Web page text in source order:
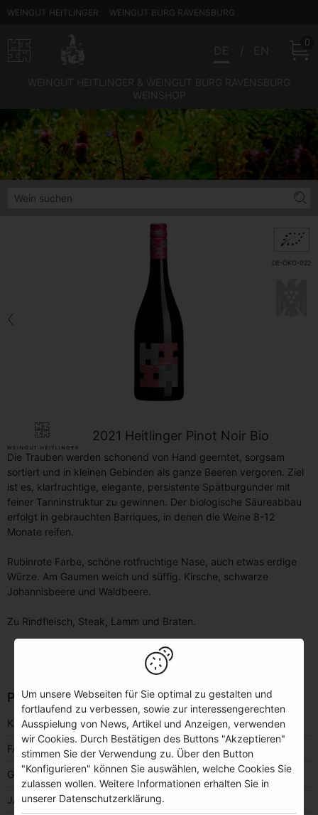
WEINGUT HEITLINGER WEINGUT BURG RAVENSBURG
0
DE-ÖKO-022
Zurück
2021 Heitlinger Pinot Noir Bio
Die Trauben werden schonend von Hand geerntet, sorgsam
sortiert und in kleinen Gebinden als ganze Beeren vergoren. Ziel
ist es, klarfruchtige, elegante, persistente Spätburgunder mit
feiner Tanninstruktur zu gewinnen. Der biologische Säureabbau
erfolgt in gebrauchten Barriques, in denen die Weine 8-12
Monate reifen.
Rubinrote Farbe, schöne rotfruchtige Nase, auch etwas erdige
Würze. Am Gaumen weich und süffig. Kirsche, schwarze
Johannisbeere und Waldbeere.
Zu Rindfleisch, Steak, Lamm und Braten.
PRODUKTINFORMATIONEN
KATEGORIE Wein
FARBE
GESCHMACK trocken
JAHRGANG 2021
Um unsere Webseiten für Sie optimal zu gestalten und
fortlaufend zu verbessen, sowie zur interessengerechten
Ausspielung von News, Artikel und Anzeigen, verwenden
wir Cookies. Durch Bestätigen des Buttons "Akzeptieren"
stimmen Sie der Verwendung zu. Über den Button
"Konfigurieren" können Sie auswählen, welche Cookies Sie
zulassen wollen. Weitere Informationen erhalten Sie in
unserer Datenschutzerklärung.